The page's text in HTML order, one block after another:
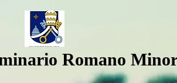
Romano